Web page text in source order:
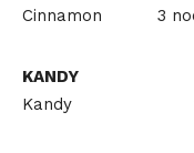
Cinnamon 3
KANDY
Kandy 2